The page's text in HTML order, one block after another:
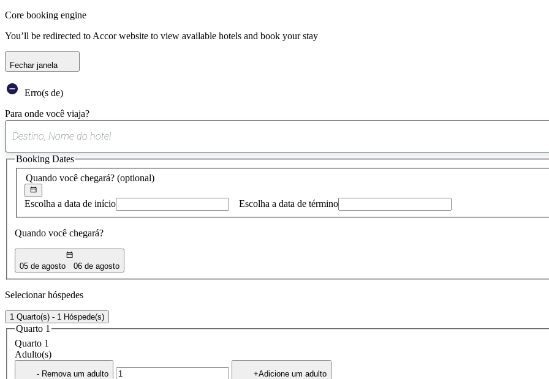
Core booking engine
You’ll be redirected to Accor website to view available hotels and book your stay
Fechar janela
Erro(s de)
Para onde você viaja?
sugestão
encontrada
Quando você chegará? (optional)
Escolha a data de início Escolha a data de término
Quando você chegará?
05 de agosto 06 de agosto
Booking Dates
Selecionar hóspedes
1 Quarto(s) - 1 Hóspede(s)
Quarto 1
Quarto 1
Adulto(s)
- Remova um adulto +Adicione um adulto